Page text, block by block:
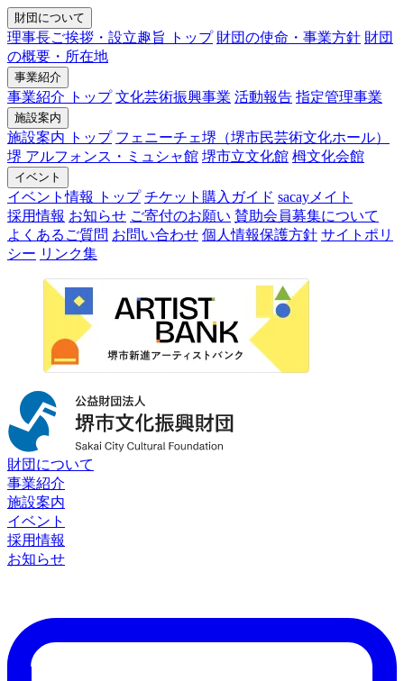
財団について
理事長ご挨拶・設立趣旨 トップ 財団の使命・事業方針 財団
の概要・所在地
事業紹介
事業紹介 トップ 文化芸術振興事業 活動報告 指定管理事業
施設案内
施設案内 トップ フェニーチェ堺（堺市民芸術文化ホール）
堺 アルフォンス・ミュシャ館 堺市立文化館 栂文化会館
イベント
イベント情報 トップ チケット購入ガイド sacayメイト
採用情報 お知らせ ご寄付のお願い 賛助会員募集について
よくあるご質問 お問い合わせ 個人情報保護方針 サイトポリ
シー リンク集
財団について
事業紹介
施設案内
イベント
採用情報
お知らせ